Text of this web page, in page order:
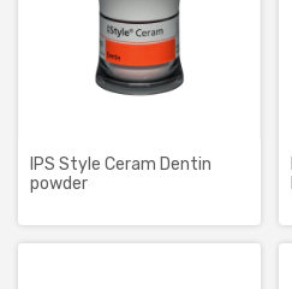
IPS Style Ceram Dentin
powder